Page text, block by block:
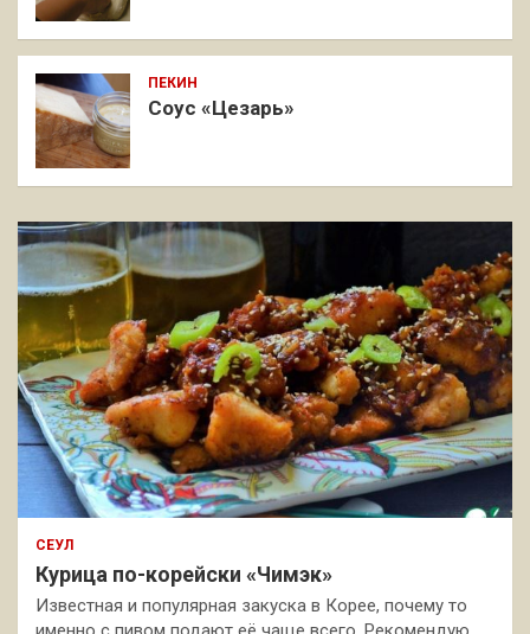
ПЕКИН
Соус «Цезарь»
СЕУЛ
Курица по-корейски «Чимэк»
Известная и популярная закуска в Корее, почему то